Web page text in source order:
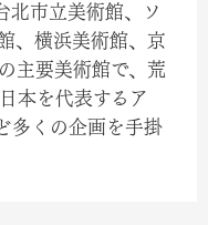
北市立美術館、ソ
、横浜美術館、京
主要美術館で、荒
本を代表するア
多くの企画を手掛